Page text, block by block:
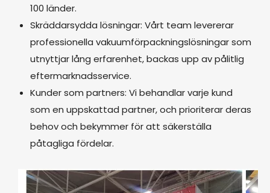
100 länder.
Skräddarsydda lösningar: Vårt team levererar
professionella vakuumförpackningslösningar som
utnyttjar lång erfarenhet, backas upp av pålitlig
eftermarknadsservice.
Kunder som partners: Vi behandlar varje kund
som en uppskattad partner, och prioriterar deras
behov och bekymmer för att säkerställa
påtagliga fördelar.